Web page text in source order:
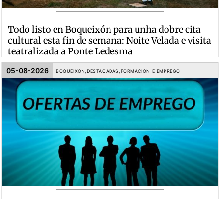
Todo listo en Boqueixón para unha dobre cita
cultural esta fin de semana: Noite Velada e visita
teatralizada a Ponte Ledesma
05-08-2026 BOQUEIXON ,DESTACADAS FORMACION E EMPREGO